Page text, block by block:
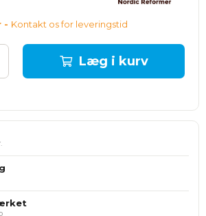
- Kontakt os for leveringstid
Læg i kurv